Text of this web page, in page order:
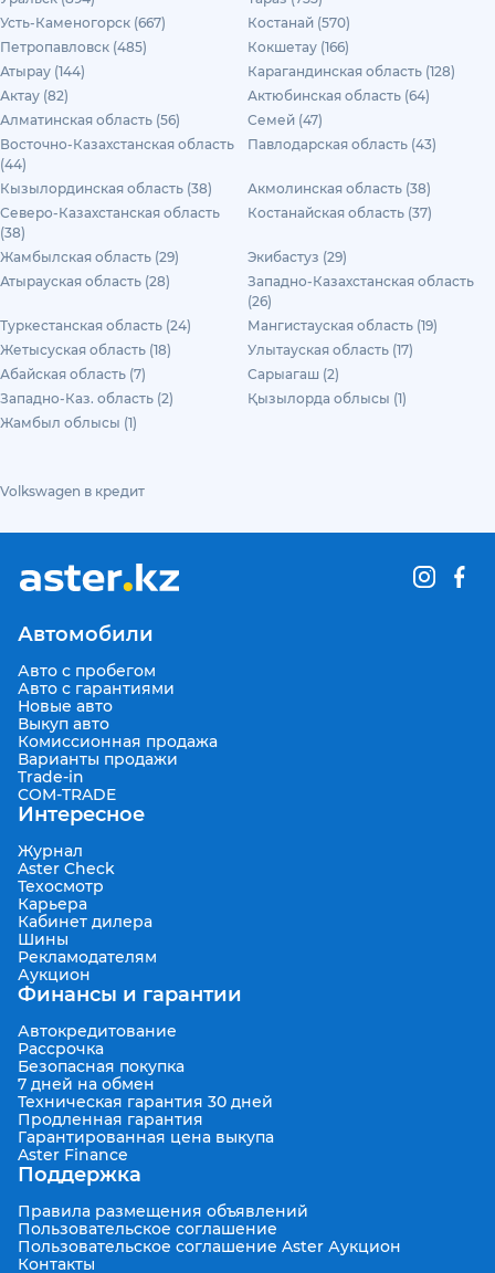
Усть-Каменогорск (667)
Костанай (570)
Петропавловск (485)
Кокшетау (166)
Атырау (144)
Карагандинская область (128)
Актау (82)
Актюбинская область (64)
Алматинская область (56)
Семей (47)
Восточно-Казахстанская область
(44)
Павлодарская область (43)
Кызылординская область (38)
Акмолинская область (38)
Северо-Казахстанская область
(38)
Костанайская область (37)
Жамбылская область (29)
Экибастуз (29)
Атырауская область (28)
Западно-Казахстанская область
(26)
Туркестанская область (24)
Мангистауская область (19)
Жетысуская область (18)
Улытауская область (17)
Абайская область (7)
Сарыагаш (2)
Западно-Каз. область (2)
Қызылорда облысы (1)
Жамбыл облысы (1)
Volkswagen в кредит
Автомобили
Авто с пробегом
Авто с гарантиями
Новые авто
Выкуп авто
Комиссионная продажа
Варианты продажи
Trade-in
COM-TRADE
Интересное
Журнал
Aster Check
Техосмотр
Карьера
Кабинет дилера
Шины
Рекламодателям
Аукцион
Финансы и гарантии
Автокредитование
Рассрочка
Безопасная покупка
7 дней на обмен
Техническая гарантия 30 дней
Продленная гарантия
Гарантированная цена выкупа
Aster Finance
Поддержка
Правила размещения объявлений
Пользовательское соглашение
Пользовательское соглашение Aster Аукцион
Контакты